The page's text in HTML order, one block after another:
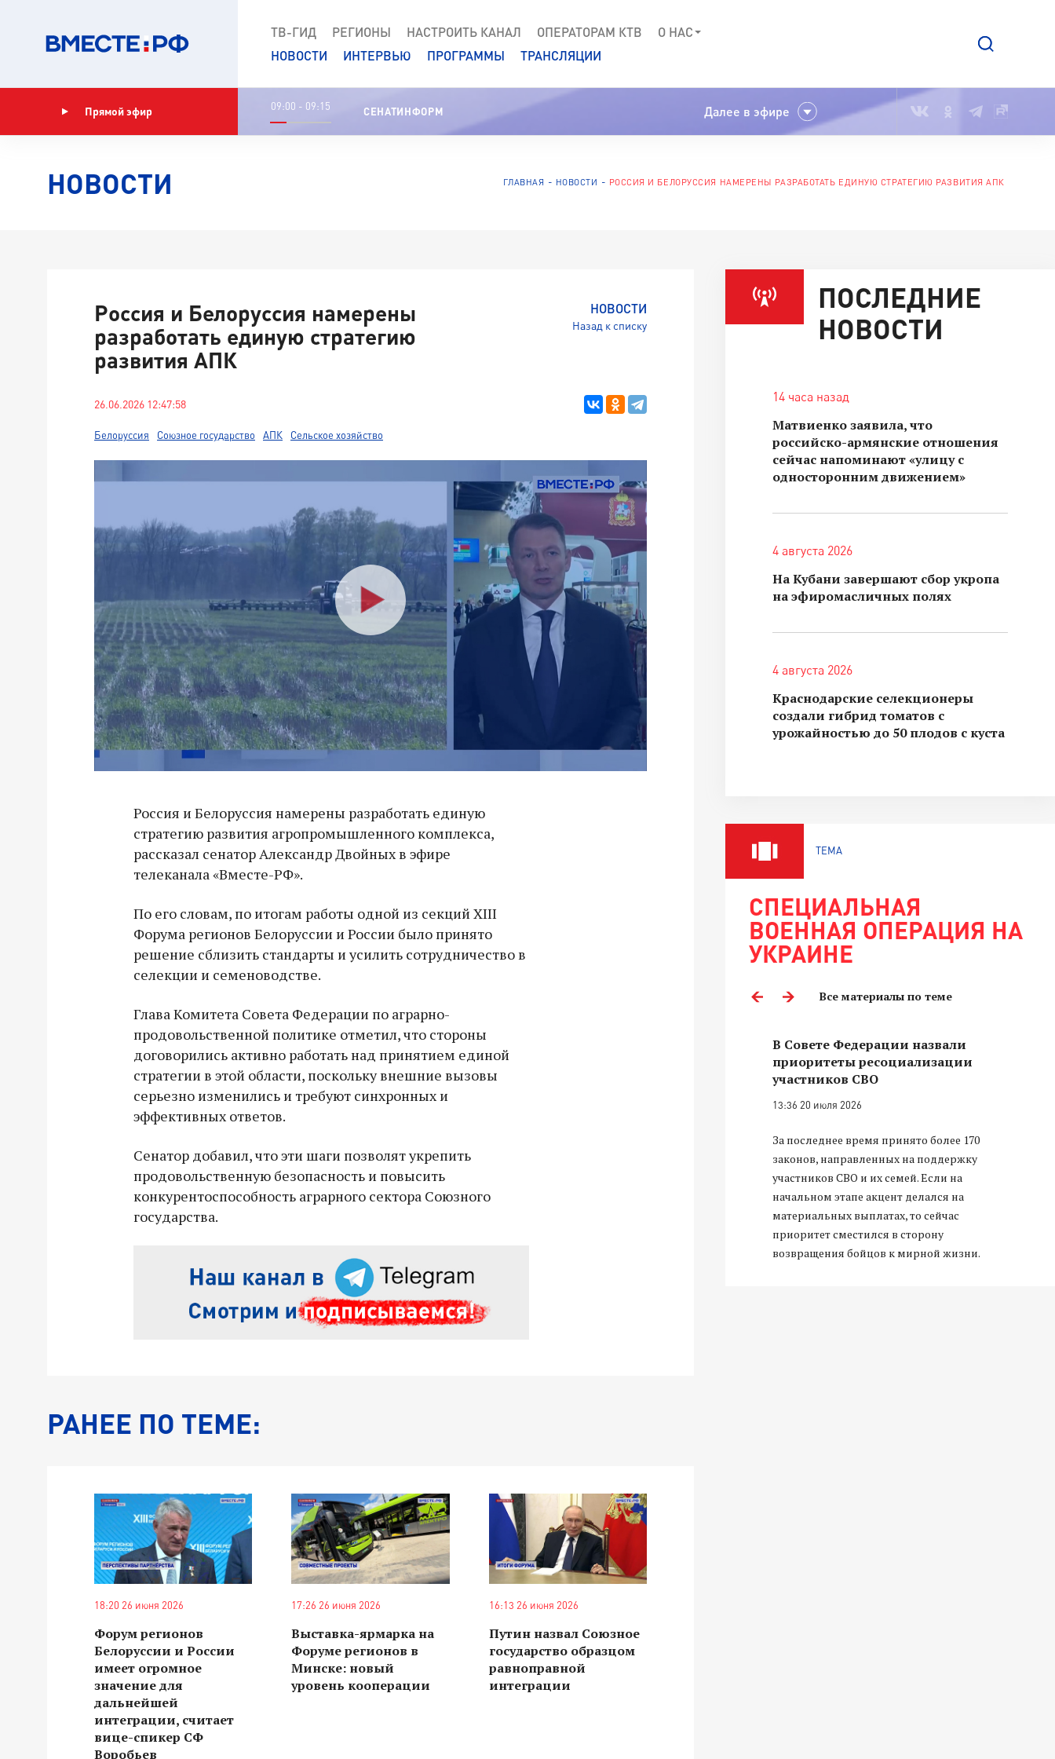
ТВ-ГИД РЕГИОНЫ НАСТРОИТЬ КАНАЛ ОПЕРАТОРАМ КТВ
О НАС
НОВОСТИ
ИНТЕРВЬЮ ПРОГРАММЫ ТРАНСЛЯЦИИ
Прямой эфир 09:00 - 09:15 СЕНАТИНФОРМ Далее в эфире
НОВОСТИ ГЛАВНАЯ НОВОСТИ РОССИЯ И БЕЛОРУССИЯ НАМЕРЕНЫ РАЗРАБОТАТЬ ЕДИНУЮ СТРАТЕГИЮ РАЗВИТИЯ АПК
НОВОСТИ
Назад к списку
Россия и Белоруссия намерены
разработать единую стратегию
развития АПК
26.06.2026 12:47:58
Белоруссия Союзное государство АПК Сельское хозяйство
Россия и Белоруссия намерены разработать единую
стратегию развития агропромышленного комплекса,
рассказал сенатор Александр Двойных в эфире
телеканала «Вместе-РФ».
По его словам, по итогам работы одной из секций XIII
Форума регионов Белоруссии и России было принято
решение сблизить стандарты и усилить сотрудничество в
селекции и семеноводстве.
Глава Комитета Совета Федерации по аграрно-
продовольственной политике отметил, что стороны
договорились активно работать над принятием единой
стратегии в этой области, поскольку внешние вызовы
серьезно изменились и требуют синхронных и
эффективных ответов.
Сенатор добавил, что эти шаги позволят укрепить
продовольственную безопасность и повысить
конкурентоспособность аграрного сектора Союзного
государства.
РАНЕЕ ПО ТЕМЕ:
18:20 26 июня 2026
Форум регионов
Белоруссии и России
имеет огромное
значение для
дальнейшей
интеграции, считает
вице-спикер СФ
Воробьев
17:26 26 июня 2026
Выставка-ярмарка на
Форуме регионов в
Минске: новый
уровень кооперации
16:13 26 июня 2026
Путин назвал Союзное
государство образцом
равноправной
интеграции
ПОСЛЕДНИЕ
НОВОСТИ
14 часа назад
Матвиенко заявила, что
российско-армянские отношения
сейчас напоминают «улицу с
односторонним движением»
4 августа 2026
На Кубани завершают сбор укропа
на эфиромасличных полях
4 августа 2026
Краснодарские селекционеры
создали гибрид томатов с
урожайностью до 50 плодов с куста
ТЕМА
СПЕЦИАЛЬНАЯ
ВОЕННАЯ ОПЕРАЦИЯ НА
УКРАИНЕ
Все материалы по теме
Владимир Якушев передал бойцам
СВО дроны и технику связи
спецоперации.
В Совете Федерации назвали
приоритеты ресоциализации
участников СВО
13:36 20 июля 2026
За последнее время принято более 170
законов, направленных на поддержку
участников СВО и их семей. Если на
начальном этапе акцент делался на
материальных выплатах, то сейчас
приоритет сместился в сторону
возвращения бойцов к мирной жизни.